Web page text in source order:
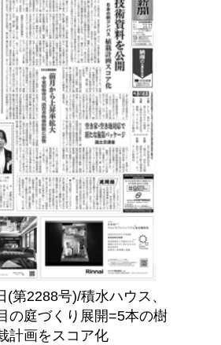
(第2288号)/積水ハウス、
の庭づくり展開=5本の樹
計画をスコア化